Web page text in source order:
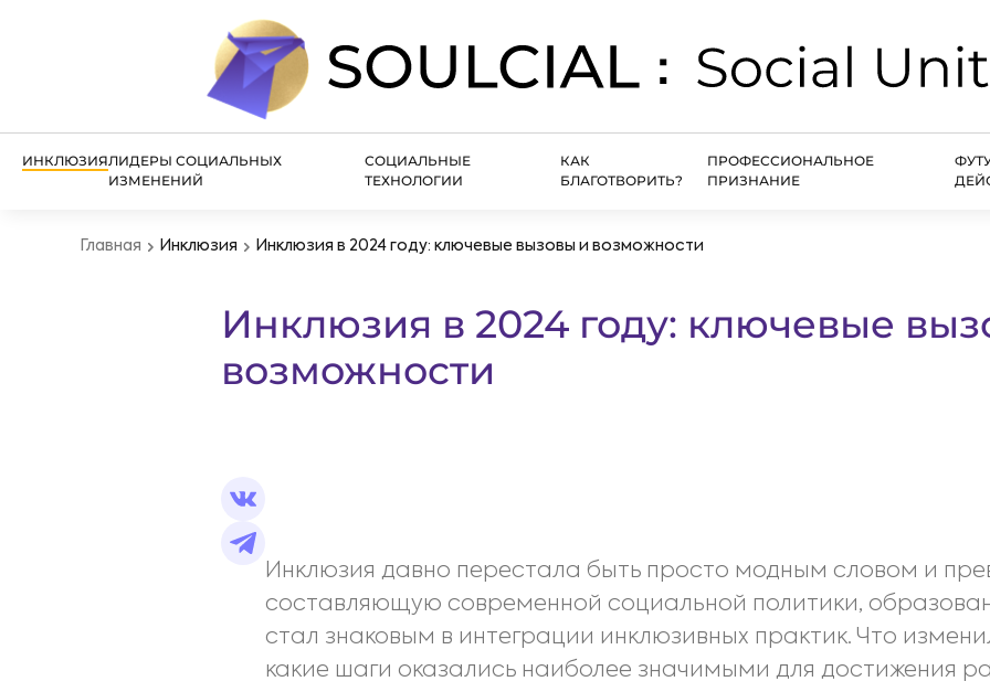
ИНКЛЮЗИЯЛИДЕРЫ СОЦИАЛЬНЫХ
ИЗМЕНЕНИЙ
СОЦИАЛЬНЫЕ
ТЕХНОЛОГИИ
КАК
БЛАГОТВОРИТЬ?
ПРОФЕССИОНАЛЬНОЕ
ПРИЗНАНИЕ
Главная Инклюзия Инклюзия в 2024 году: ключевые вызовы и возможности
Инклюзия в 2024 году: ключевые
возможности
Инклюзия давно перестала быть просто модным словом и
составляющую современной социальной политики,
стал знаковым в интеграции инклюзивных практик. Что
какие шаги оказались наиболее значимыми для достижения